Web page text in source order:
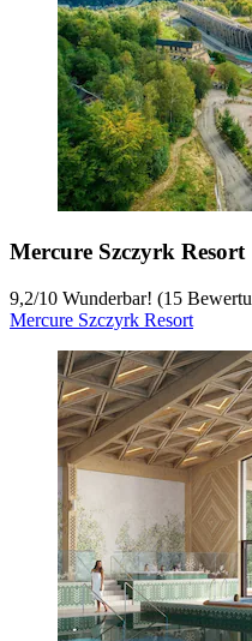
Mercure Szczyrk Resort
9,2/10 Wunderbar! (15
Mercure Szczyrk Resort